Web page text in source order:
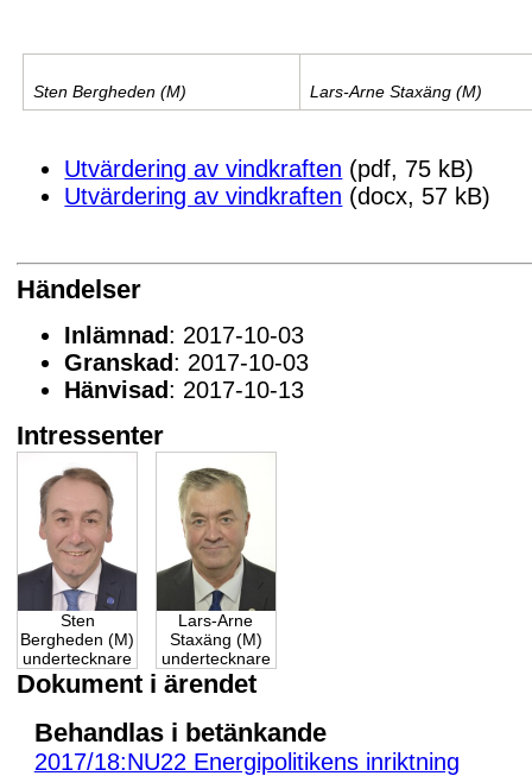
Sten Bergheden (M) Lars-Arne Staxäng (M)
Utvärdering av vindkraften (pdf, 75 kB)
Utvärdering av vindkraften (docx, 57 kB)
Händelser
Inlämnad: 2017-10-03
Granskad: 2017-10-03
Hänvisad: 2017-10-13
Intressenter
Sten
Bergheden (M)
undertecknare
Lars-Arne
Staxäng (M)
undertecknare
Dokument i ärendet
Behandlas i betänkande
2017/18:NU22 Energipolitikens inriktning